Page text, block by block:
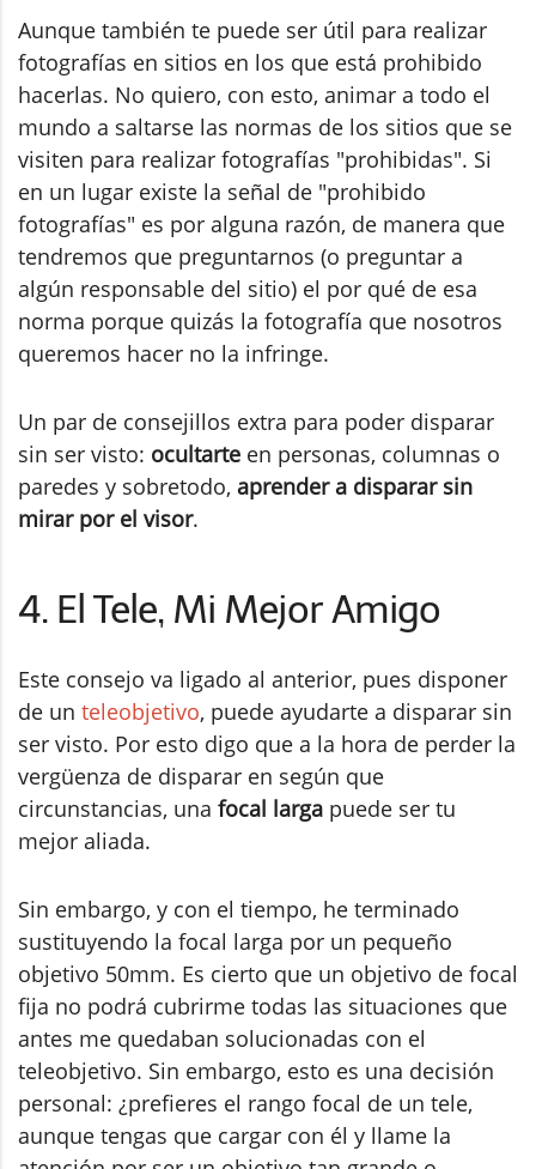
Aunque también te puede ser útil para realizar
fotografías en sitios en los que está prohibido
hacerlas. No quiero, con esto, animar a todo el
mundo a saltarse las normas de los sitios que se
visiten para realizar fotografías "prohibidas". Si
en un lugar existe la señal de "prohibido
fotografías" es por alguna razón, de manera que
tendremos que preguntarnos (o preguntar a
algún responsable del sitio) el por qué de esa
norma porque quizás la fotografía que nosotros
queremos hacer no la infringe.
Un par de consejillos extra para poder disparar
sin ser visto: ocultarte en personas, columnas o
paredes y sobretodo, aprender a disparar sin
mirar por el visor.
4. El Tele, Mi Mejor Amigo
Este consejo va ligado al anterior, pues disponer
de un teleobjetivo, puede ayudarte a disparar sin
ser visto. Por esto digo que a la hora de perder la
vergüenza de disparar en según que
circunstancias, una focal larga puede ser tu
mejor aliada.
Sin embargo, y con el tiempo, he terminado
sustituyendo la focal larga por un pequeño
objetivo 50mm. Es cierto que un objetivo de focal
fija no podrá cubrirme todas las situaciones que
antes me quedaban solucionadas con el
teleobjetivo. Sin embargo, esto es una decisión
personal: ¿prefieres el rango focal de un tele,
aunque tengas que cargar con él y llame la